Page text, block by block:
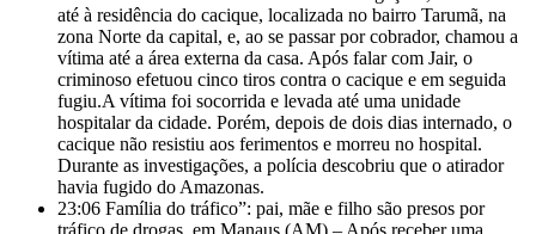
até à residência do cacique, localizada no bairro Tarumã, na
zona Norte da capital, e, ao se passar por cobrador, chamou a
vítima até a área externa da casa. Após falar com Jair, o
criminoso efetuou cinco tiros contra o cacique e em seguida
fugiu.A vítima foi socorrida e levada até uma unidade
hospitalar da cidade. Porém, depois de dois dias internado, o
cacique não resistiu aos ferimentos e morreu no hospital.
Durante as investigações, a polícia descobriu que o atirador
havia fugido do Amazonas.
23:06 Família do tráfico”: pai, mãe e filho são presos por
tráfico de drogas, em Manaus (AM) – Após receber uma